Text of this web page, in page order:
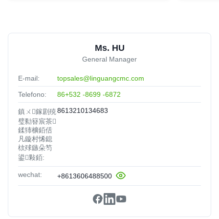
Ms. HU
General Manager
E-mail: topsales@linguangcmc.com
Telefono: 86+532 -8699 -6872
鎮ㄨ鎵剧殑
璧勬簮宸茶
鍒犻櫎銆佸
凡鏇村悕鎴
栨殏鏃朵笉
鍙敤銆:
8613210134683
wechat: +8613606488500